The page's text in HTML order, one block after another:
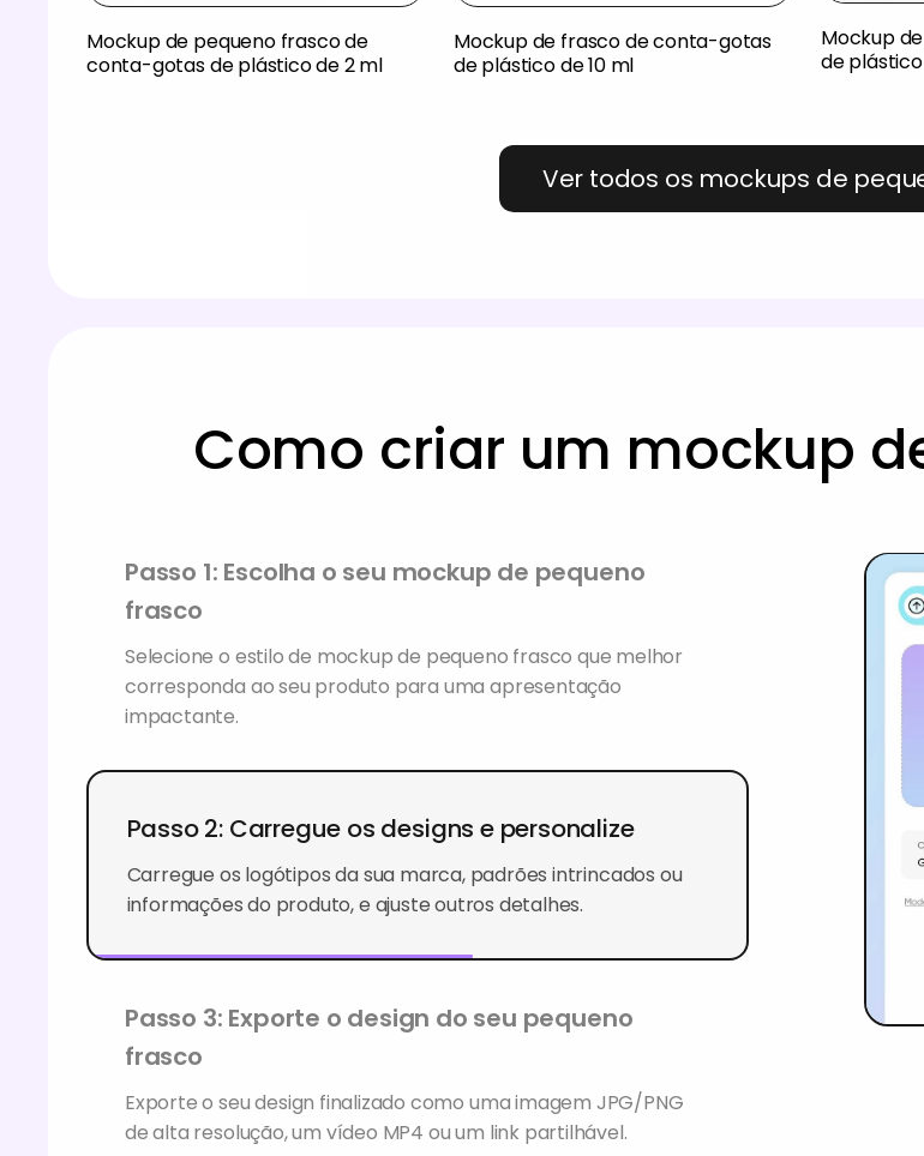
Mockup de pequeno frasco de
conta-gotas de plástico de 2 ml
Mockup de frasco de conta-gotas
de plástico de 10 ml
Mockup
de plástico
Ver todos os mockups de
Como criar um mockup
Passo 1: Escolha o seu mockup de pequeno
frasco
Selecione o estilo de mockup de pequeno frasco que melhor
corresponda ao seu produto para uma apresentação
impactante.
Passo 2: Carregue os designs e personalize
Carregue os logótipos da sua marca, padrões intrincados ou
informações do produto, e ajuste outros detalhes.
Passo 3: Exporte o design do seu pequeno
frasco
Exporte o seu design finalizado como uma imagem JPG/PNG
de alta resolução, um vídeo MP4 ou um link partilhável.